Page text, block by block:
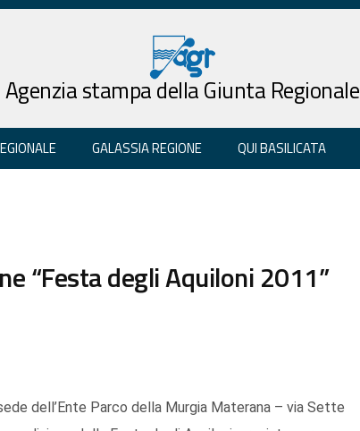
Agenzia stampa della Giunta Regionale
GALASSIA REGIONE QUI BASILICATA
“Festa degli Aquiloni 2011”
dell’Ente Parco della Murgia Materana – via Sette